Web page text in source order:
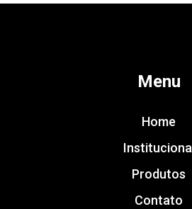
Menu
Home
Institucional
Produtos
Contato